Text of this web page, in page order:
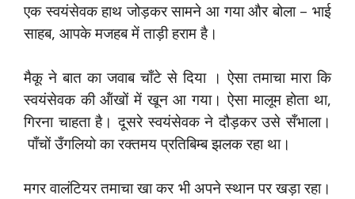
एक स्वयंसेवक हाथ जोड़कर सामने आ गया और बोला – भाई
साहब, आपके मजहब में ताड़ी हराम है।
मैकू ने बात का जवाब चाँटे से दिया । ऐसा तमाचा मारा कि
स्वयंसेवक की ऑंखों में खून आ गया। ऐसा मालूम होता था,
गिरना चाहता है। दूसरे स्वयंसेवक ने दौड़कर उसे सँभाला।
पाँचों उँगलियो का रक्तमय प्रतिबिम्ब झलक रहा था।
मगर वालंटियर तमाचा खा कर भी अपने स्थान पर खड़ा रहा।